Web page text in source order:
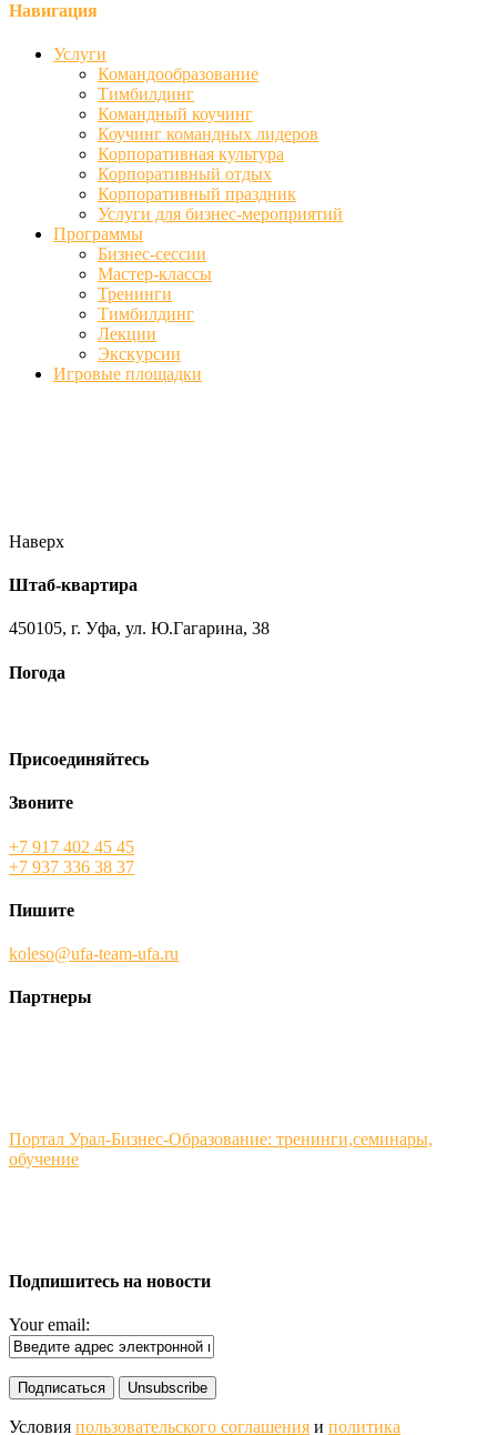
Навигация
Услуги
Командообразование
Тимбилдинг
Командный коучинг
Коучинг командных лидеров
Корпоративная культура
Корпоративный отдых
Корпоративный праздник
Услуги для бизнес-мероприятий
Программы
Бизнес-сессии
Мастер-классы
Тренинги
Тимбилдинг
Лекции
Экскурсии
Игровые площадки
Наверх
Штаб-квартира
450105, г. Уфа, ул. Ю.Гагарина, 38
Погода
Присоединяйтесь
Звоните
+7 917 402 45 45
+7 937 336 38 37
Пишите
koleso@ufa-team-ufa.ru
Партнеры
Портал Урал-Бизнес-Образование: тренинги,семинары,
обучение
Подпишитесь на новости
Your email:
Условия пользовательского соглашения и политика